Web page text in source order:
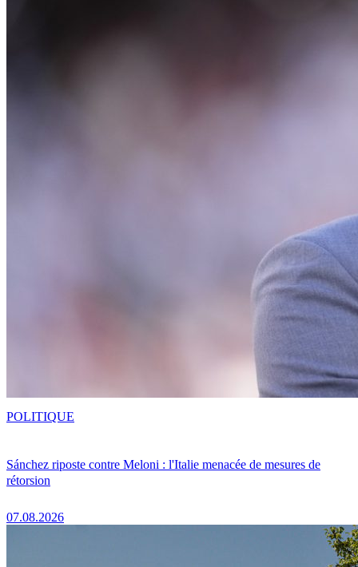
Sánchez riposte contre Meloni : l'Italie menacée de mesures de
rétorsion
07.08.2026
POLITIQUE